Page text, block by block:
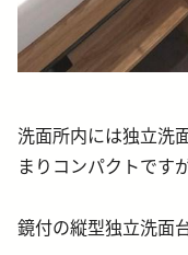
洗面所内には独立洗
まりコンパクトです
鏡付の縦型独立洗面